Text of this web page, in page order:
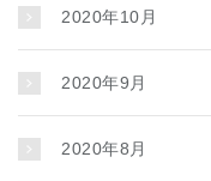
2020年10月
2020年9月
2020年8月